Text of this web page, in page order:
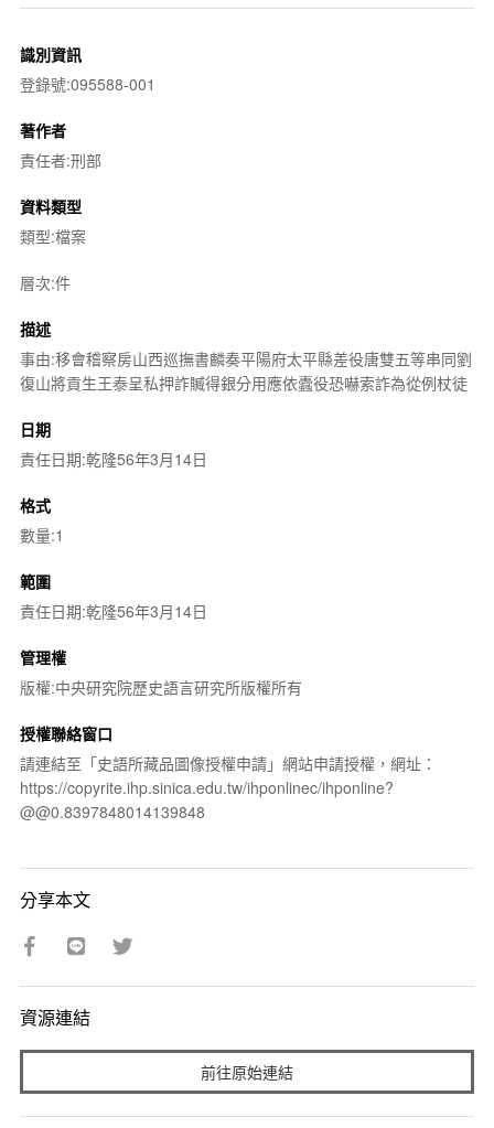
識別資訊
登錄號:095588-001
著作者
責任者:刑部
資料類型
類型:檔案
層次:件
描述
事由:移會稽察房山西巡撫書麟奏平陽府太平縣差役唐雙五等串同劉
復山將貢生王泰呈私押詐贓得銀分用應依蠹役恐嚇索詐為從例杖徒
日期
責任日期:乾隆56年3月14日
格式
數量:1
範圍
責任日期:乾隆56年3月14日
管理權
版權:中央研究院歷史語言研究所版權所有
授權聯絡窗口
請連結至「史語所藏品圖像授權申請」網站申請授權，網址：
https://copyrite.ihp.sinica.edu.tw/ihponlinec/ihponline?
@@0.8397848014139848
分享本文
資源連結
前往原始連結